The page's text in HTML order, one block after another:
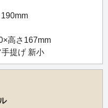
ます。
水洗いが可能なため、お
「茶考具」。ほっと一息
使い続けたい、あなたの
。茎茶・ほうじ茶・玄米
高さ167mm
提げ 新小